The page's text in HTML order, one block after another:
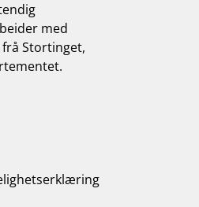
med
Stortinget,